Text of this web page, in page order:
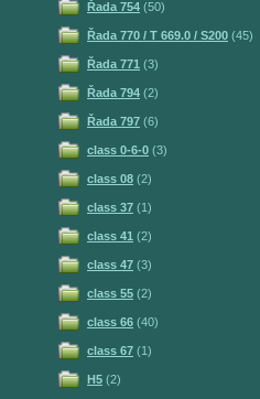
Řada 754 (50)
Řada 770 / T 669.0 / S200 (45)
Řada 771 (3)
Řada 794 (2)
Řada 797 (6)
class 0-6-0 (3)
class 08 (2)
class 37 (1)
class 41 (2)
class 47 (3)
class 55 (2)
class 66 (40)
class 67 (1)
H5 (2)